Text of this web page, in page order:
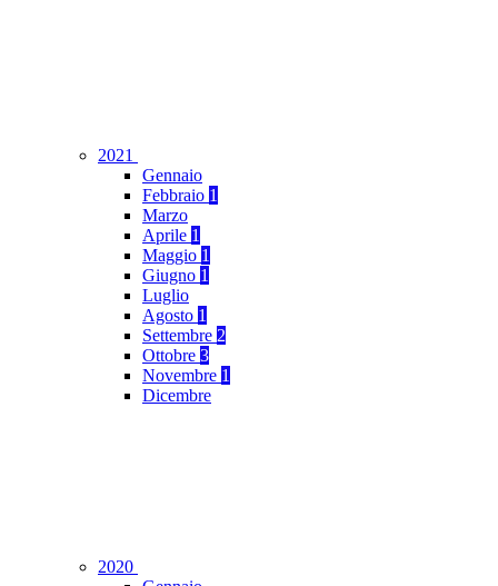
2021
Gennaio
Febbraio 1
Marzo
Aprile 1
Maggio 1
Giugno 1
Luglio
Agosto 1
Settembre 2
Ottobre 3
Novembre 1
Dicembre
2020